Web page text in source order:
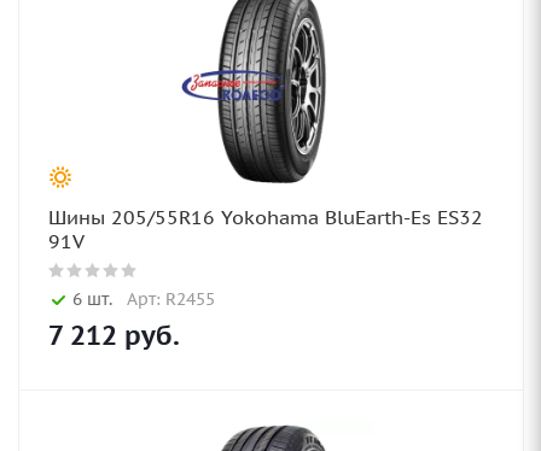
Шины 205/55R16 Yokohama BluEarth-Es ES32
91V
6 шт. Арт: R2455
7 212 руб.